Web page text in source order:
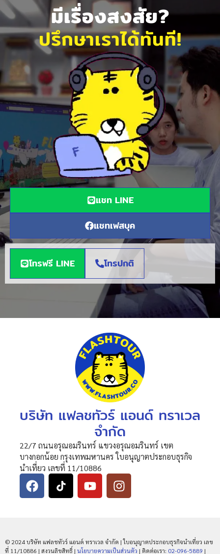
มีเรื่องสงสัย?
ปรึกษาเราได้ทันที!
แชท LINE
แชทเฟสบุค
โทรฟรี LINE โทรปกติ
บริษัท แฟลชทัวร์ แอนด์ ทราเวล
จำกัด
22/7 ถนนอรุณอมรินทร์ แขวงอรุณอมรินทร์ เขต
บางกอกน้อย กรุงเทพมหานคร ใบอนุญาตประกอบธุรกิจ
นำเที่ยว เลขที่ 11/10886
© 2024 บริษัท แฟลชทัวร์ แอนด์ ทราเวล จำกัด | ใบอนุญาตประกอบธุรกิจนำเที่ยว เลข
ที่ 11/10886 | สงวนลิขสิทธิ์ | นโยบายความเป็นส่วนตัว | ติดต่อเรา: 02-096-5889 |